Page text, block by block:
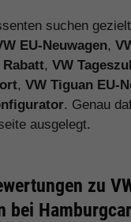
suchen
EU-Neuwagen,
Rabatt, VW
, VW Tiguan EU-
. Genau
ausgelegt.
zu
bei